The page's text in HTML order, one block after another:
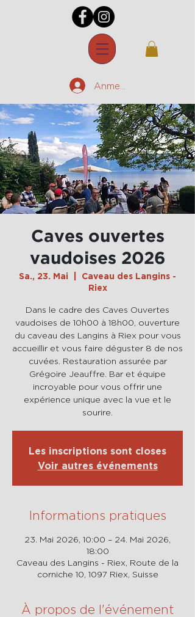
Anmelden
Caves ouvertes
vaudoises 2026
Sa., 23. Mai
Caveau des Langins -
Riex
Dans le cadre des Caves Ouvertes
vaudoises de 10h00 à 18h00, ouverture
du caveau des Langins à Riex pour vous
accueillir et vous faire déguster 8 de nos
cuvées. Restauration assurée par
Grégoire Jeauffre. Bar et équipe
incroyable pour vous offrir une
expérience unique avec la vue et le
sourire.
Les inscriptions sont closes
Voir autres événements
Informations pratiques
23. Mai 2026, 10:00 – 24. Mai 2026,
18:00
Caveau des Langins - Riex, Route de la
corniche 10, 1097 Riex, Suisse
À propos de l'événement